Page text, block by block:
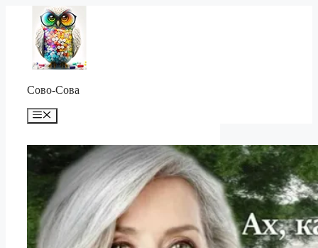
Перейти
содержимому
Сово-Сова
Меню